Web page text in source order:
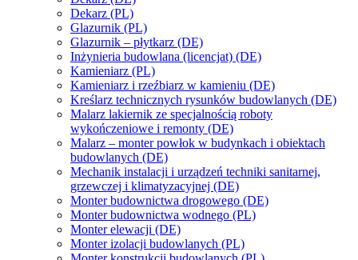
Dekarz (PL)
Glazurnik (PL)
Glazurnik – płytkarz (DE)
Inżynieria budowlana (licencjat) (DE)
Kamieniarz (PL)
Kamieniarz i rzeźbiarz w kamieniu (DE)
Kreślarz technicznych rysunków budowlanych (DE)
Malarz lakiernik ze specjalnością roboty
wykończeniowe i remonty (DE)
Malarz – monter powłok w budynkach i obiektach
budowlanych (DE)
Mechanik instalacji i urządzeń techniki sanitarnej,
grzewczej i klimatyzacyjnej (DE)
Monter budownictwa drogowego (DE)
Monter budownictwa wodnego (PL)
Monter elewacji (DE)
Monter izolacji budowlanych (PL)